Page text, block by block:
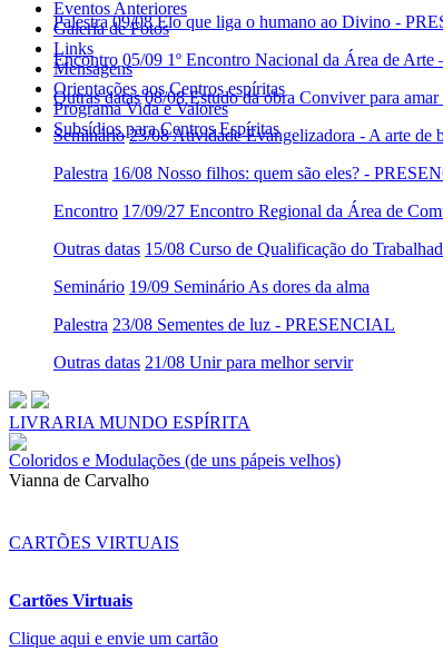
Eventos Anteriores
Galeria de Fotos
Links
Mensagens
Orientações aos Centros espíritas
Programa Vida e Valores
Subsídios para Centros Espíritas
Palestra 09/08 Elo que liga o humano ao Divino -
Encontro 05/09 1º Encontro Nacional da Área de
Outras datas 08/08 Estudo da obra Conviver para amar
Seminário 23/08 Atividade Evangelizadora - A arte de
Palestra 16/08 Nosso filhos: quem são eles? -
Encontro 17/09/27 Encontro Regional da Área de
Outras datas 15/08 Curso de Qualificação do
Seminário 19/09 Seminário As dores da alma
Palestra 23/08 Sementes de luz - PRESENCIAL
Outras datas 21/08 Unir para melhor servir
LIVRARIA MUNDO ESPÍRITA
Coloridos e Modulações (de uns pápeis velhos)
Vianna de Carvalho
CARTÕES VIRTUAIS
Cartões Virtuais
Clique aqui e envie um cartão